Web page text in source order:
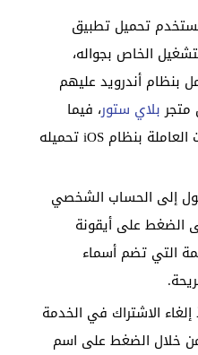
تحميل تطبيق
الخاص بجواله،
بنظام أندرويد عليهم
متجربلاي ستور، فيما
يتعين على أصحاب الجوالات العاملة بنظام iOS تحميله
إلى الحساب الشخصي
الضغط على أيقونة
التي تضم أسماء
الاشتراك في الخدمة
خلال الضغط على اسم